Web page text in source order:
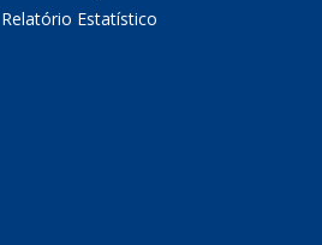
Relatório Estatístico